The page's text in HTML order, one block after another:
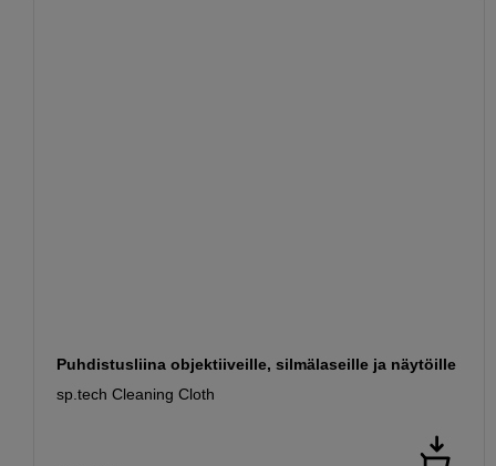
Puhdistusliina objektiiveille, silmälaseille ja näytöille
sp.tech Cleaning Cloth